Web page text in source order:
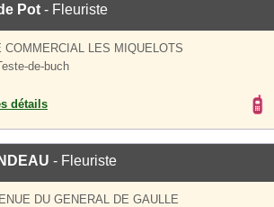
Pot - Fleuriste
COMMERCIAL LES MIQUELOTS
de-buch
détails
- Fleuriste
DU GENERAL DE GAULLE